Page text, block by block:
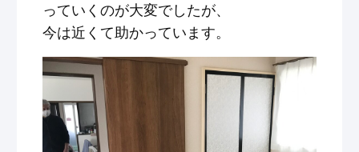
っていくのが大変でしたが、
今は近くて助かっています。